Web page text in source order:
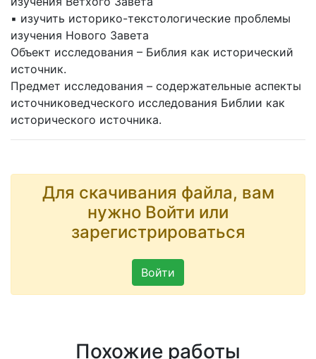
▪ изучить историко-текстологические проблемы
изучения Нового Завета
Объект исследования – Библия как исторический
источник.
Предмет исследования – содержательные аспекты
источниковедческого исследования Библии как
исторического источника.
Для скачивания файла, вам
нужно Войти или
зарегистрироваться
Войти
Похожие работы